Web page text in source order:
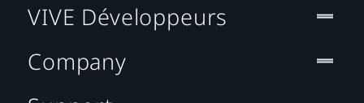
VIVE Développeurs
Company